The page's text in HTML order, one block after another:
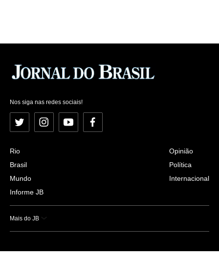
Nos siga nas redes sociais!
Twitter InstagramYouTubeFacebook
Rio
Brasil
Mundo
Informe JB
Opinião
Política
Internacional
Mais do JB
Esportes